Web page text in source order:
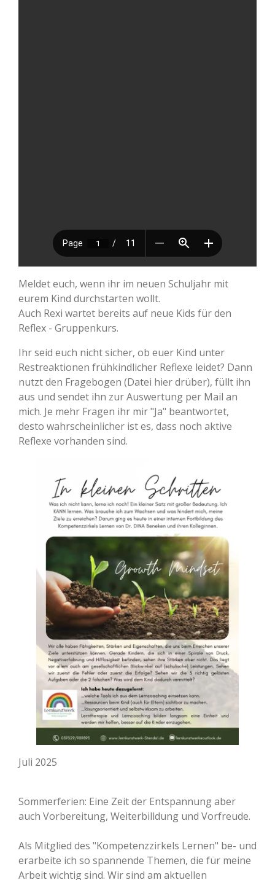
Meldet euch, wenn ihr im neuen Schuljahr mit
eurem Kind durchstarten wollt.
Auch Rexi wartet bereits auf neue Kids für den
Reflex - Gruppenkurs.
Ihr seid euch nicht sicher, ob euer Kind unter
Restreaktionen frühkindlicher Reflexe leidet? Dann
nutzt den Fragebogen (Datei hier drüber), füllt ihn
aus und sendet ihn zur Auswertung per Mail an
mich. Je mehr Fragen ihr mir "Ja" beantwortet,
desto wahrscheinlicher ist es, dass noch aktive
Reflexe vorhanden sind.
Juli 2025
Sommerferien: Eine Zeit der Entspannung aber
auch Vorbereitung, Weiterbilldung und Vorfreude.
Als Mitglied des "Kompetenzzirkels Lernen" be- und
erarbeite ich so spannende Themen, die für meine
Arbeit wichtig sind. Wir sind am aktuellen